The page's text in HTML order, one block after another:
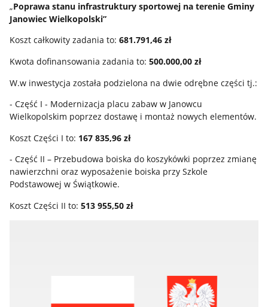
„Poprawa stanu infrastruktury sportowej na terenie Gminy
Janowiec Wielkopolski”
Koszt całkowity zadania to: 681.791,46 zł
Kwota dofinansowania zadania to: 500.000,00 zł
W.w inwestycja została podzielona na dwie odrębne części tj.:
- Część I - Modernizacja placu zabaw w Janowcu
Wielkopolskim poprzez dostawę i montaż nowych elementów.
Koszt Części I to: 167 835,96 zł
- Część II – Przebudowa boiska do koszykówki poprzez zmianę
nawierzchni oraz wyposażenie boiska przy Szkole
Podstawowej w Świątkowie.
Koszt Części II to: 513 955,50 zł